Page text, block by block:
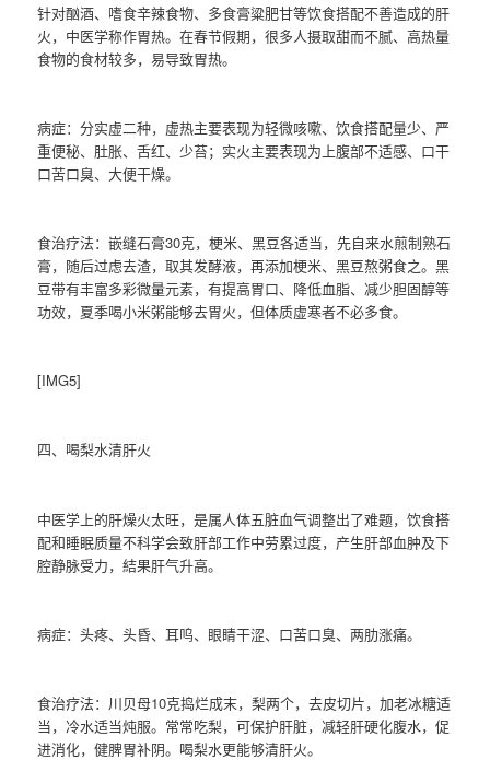
针对酗酒、嗜食辛辣食物、多食膏粱肥甘等饮食搭配不善造成的肝
火，中医学称作胃热。在春节假期，很多人摄取甜而不腻、高热量
食物的食材较多，易导致胃热。
病症：分实虚二种，虚热主要表现为轻微咳嗽、饮食搭配量少、严
重便秘、肚胀、舌红、少苔；实火主要表现为上腹部不适感、口干
口苦口臭、大便干燥。
食治疗法：嵌缝石膏30克，梗米、黑豆各适当，先自来水煎制熟石
膏，随后过虑去渣，取其发酵液，再添加梗米、黑豆熬粥食之。黑
豆带有丰富多彩微量元素，有提高胃口、降低血脂、减少胆固醇等
功效，夏季喝小米粥能够去胃火，但体质虚寒者不必多食。
[IMG5]
四、喝梨水清肝火
中医学上的肝燥火太旺，是属人体五脏血气调整出了难题，饮食搭
配和睡眠质量不科学会致肝部工作中劳累过度，产生肝部血肿及下
腔静脉受力，結果肝气升高。
病症：头疼、头昏、耳呜、眼睛干涩、口苦口臭、两肋涨痛。
食治疗法：川贝母10克捣烂成末，梨两个，去皮切片，加老冰糖适
当，冷水适当炖服。常常吃梨，可保护肝脏，减轻肝硬化腹水，促
进消化，健脾胃补阴。喝梨水更能够清肝火。